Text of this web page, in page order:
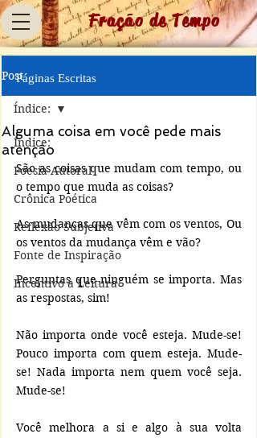
Fração de Tempo
Post
Índice:
Poesia Autoral
Crônica Poética
Reflexão Subjetiva
Fonte de Inspiração
Incentivo à Leitura
Índice:
Alguma coisa em você pede mais
atenção
São as coisas que mudam com tempo, ou
o tempo que muda as coisas?
As mudanças que vêm com os ventos, Ou
os ventos da mudança vêm e vão?
Perguntas que ninguém se importa. Mas
as respostas, sim!
Não importa onde você esteja. Mude-se!
Pouco importa com quem esteja. Mude-
se! Nada importa nem quem você seja.
Mude-se!
Você melhora a si e algo à sua volta
Páginas Escritas